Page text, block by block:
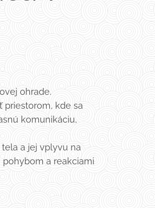
ohrade.
priestorom, kde sa
komunikáciu,
a jej vplyvu na
a reakciami